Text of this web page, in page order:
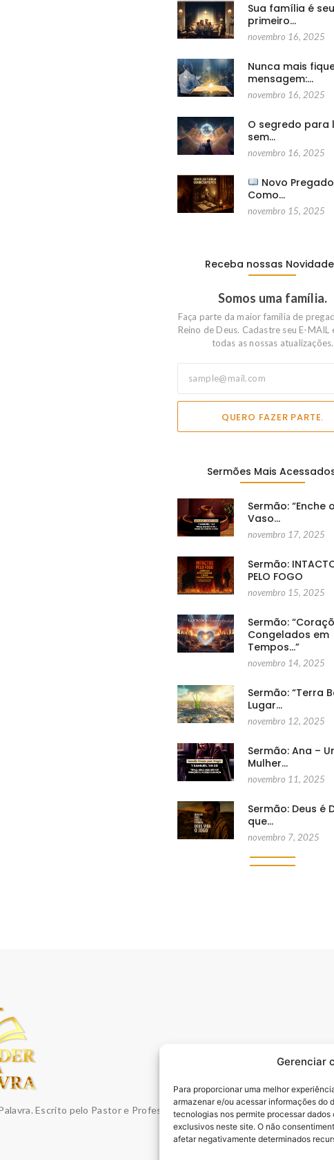
Gerenciar
Para proporcionar uma melhor
armazenar e/ou acessar informações do
tecnologias nos permite processar
exclusivos neste site. O não
afetar negativamente determinados
Sua família é seu
primeiro…
novembro 16, 2025
Nunca mais
mensagem:…
novembro 16, 2025
O segredo para
sem…
novembro 16, 2025
Novo
Como…
novembro 15, 2025
Receba nossas
Somos uma família.
Faça parte da maior familia de
Reino de Deus. Cadastre seu E-MAIL
todas as nossas atualizações.
QUERO FAZER PARTE.
Sermões Mais
Sermão: “Enche
Vaso…
novembro 17, 2025
Sermão:
PELO FOGO
novembro 15, 2025
Sermão:
Congelados em
Tempos…”
novembro 14, 2025
Sermão: “Terra
Lugar…
novembro 12, 2025
Sermão: Ana –
Mulher…
novembro 11, 2025
Sermão: Deus é
que…
novembro 7, 2025
Escrito pelo Pastor e Professor Sydnei Emanuel Batista,.